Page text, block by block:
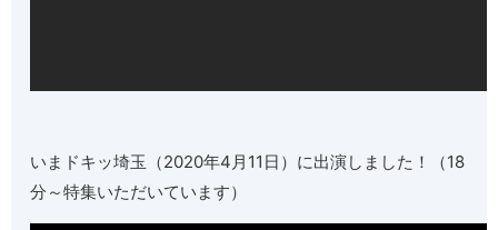
いまドキッ埼玉（2020年4月11日）に出演しました！（18
分～特集いただいています）